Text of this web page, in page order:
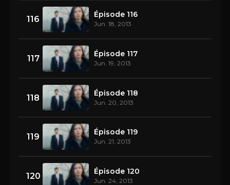
116 Épisode 116
Jun. 18, 2013
117 Épisode 117
Jun. 19, 2013
118 Épisode 118
Jun. 20, 2013
119 Épisode 119
Jun. 21, 2013
120 Épisode 120
Jun. 24, 2013